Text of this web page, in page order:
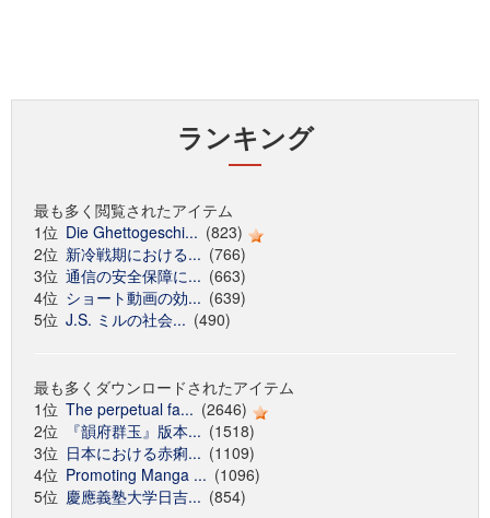
ランキング
最も多く閲覧されたアイテム
1位 Die Ghettogeschi... (823)
2位 新冷戦期における... (766)
3位 通信の安全保障に... (663)
4位 ショート動画の効... (639)
5位 J.S. ミルの社会... (490)
最も多くダウンロードされたアイテム
1位 The perpetual fa... (2646)
2位
『韻府群玉』版本... (1518)
3位 日本における赤痢... (1109)
4位 Promoting Manga ... (1096)
5位 慶應義塾大学日吉... (854)